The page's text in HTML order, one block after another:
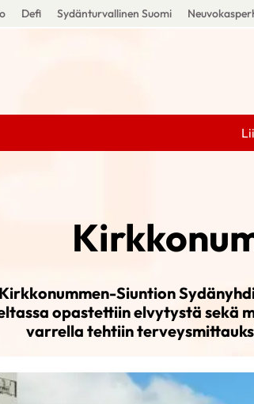
Defi Sydänturvallinen Suomi
Kirkkonummen-Siuntion
opastettiin elvytystä sekä
varrella tehtiin